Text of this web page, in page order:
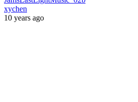
xychen
10 years ago